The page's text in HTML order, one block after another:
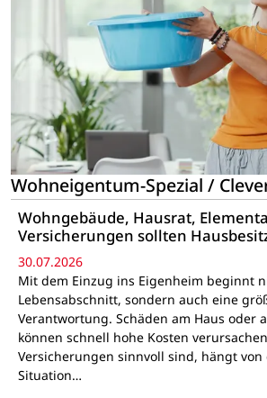
Wohneigentum-Spezial /
Wohngebäude, Hausrat,
Versicherungen sollten
30.07.2026
Mit dem Einzug ins Eigenheim beginnt
Lebensabschnitt, sondern auch eine
Verantwortung. Schäden am Haus oder
können schnell hohe Kosten
Versicherungen sinnvoll sind, hängt
Situation…